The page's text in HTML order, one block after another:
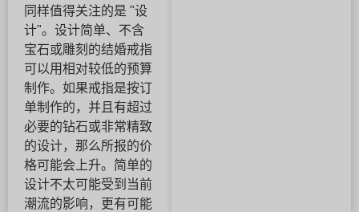
同样值得关注的是 "设
计"。设计简单、不含
宝石或雕刻的结婚戒指
可以用相对较低的预算
制作。如果戒指是按订
单制作的，并且有超过
必要的钻石或非常精致
的设计，那么所报的价
格可能会上升。简单的
设计不太可能受到当前
潮流的影响，更有可能